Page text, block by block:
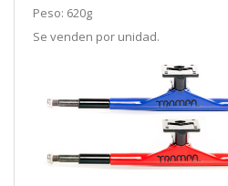
Peso: 620g
Se venden por unidad.